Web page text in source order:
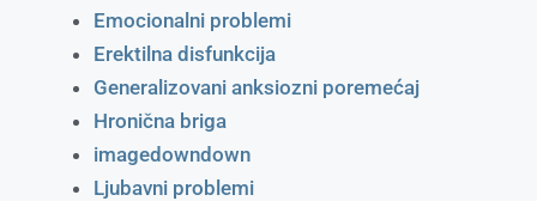
Emocionalni problemi
Erektilna disfunkcija
Generalizovani anksiozni poremećaj
Hronična briga
imagedowndown
Ljubavni problemi